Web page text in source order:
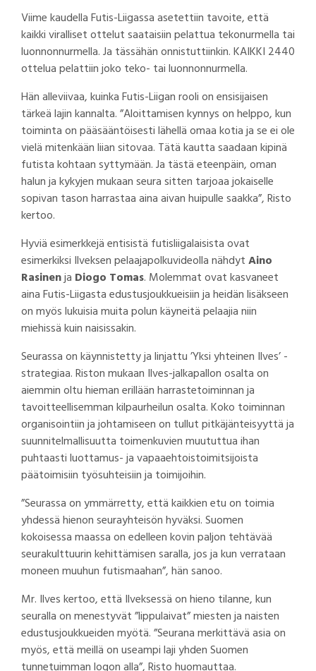
Viime kaudella Futis-Liigassa asetettiin tavoite, että
kaikki viralliset ottelut saataisiin pelattua tekonurmella tai
luonnonnurmella. Ja tässähän onnistuttiinkin. KAIKKI 2440
ottelua pelattiin joko teko- tai luonnonnurmella.
Hän alleviivaa, kuinka Futis-Liigan rooli on ensisijaisen
tärkeä lajin kannalta. ”Aloittamisen kynnys on helppo, kun
toiminta on pääsääntöisesti lähellä omaa kotia ja se ei ole
vielä mitenkään liian sitovaa. Tätä kautta saadaan kipinä
futista kohtaan syttymään. Ja tästä eteenpäin, oman
halun ja kykyjen mukaan seura sitten tarjoaa jokaiselle
sopivan tason harrastaa aina aivan huipulle saakka”, Risto
kertoo.
Hyviä esimerkkejä entisistä futisliigalaisista ovat
esimerkiksi Ilveksen pelaajapolkuvideolla nähdytAino
Rasinenja Diogo Tomas. Molemmat ovat kasvaneet
aina Futis-Liigasta edustusjoukkueisiin ja heidän lisäkseen
on myös lukuisia muita polun käyneitä pelaajia niin
miehissä kuin naisissakin.
Seurassa on käynnistetty ja linjattu ’Yksi yhteinen Ilves’ -
strategiaa. Riston mukaan Ilves-jalkapallon osalta on
aiemmin oltu hieman erillään harrastetoiminnan ja
tavoitteellisemman kilpaurheilun osalta. Koko toiminnan
organisointiin ja johtamiseen on tullut pitkäjänteisyyttä ja
suunnitelmallisuutta toimenkuvien muututtua ihan
puhtaasti luottamus- ja vapaaehtoistoimitsijoista
päätoimisiin työsuhteisiin ja toimijoihin.
”Seurassa on ymmärretty, että kaikkien etu on toimia
yhdessä hienon seurayhteisön hyväksi. Suomen
kokoisessa maassa on edelleen kovin paljon tehtävää
seurakulttuurin kehittämisen saralla, jos ja kun verrataan
moneen muuhun futismaahan”, hän sanoo.
Mr. Ilves kertoo, että Ilveksessä on hieno tilanne, kun
seuralla on menestyvät ”lippulaivat” miesten ja naisten
edustusjoukkueiden myötä. ”Seurana merkittävä asia on
myös, että meillä on useampi laji yhden Suomen
tunnetuimman logon alla”, Risto huomauttaa.